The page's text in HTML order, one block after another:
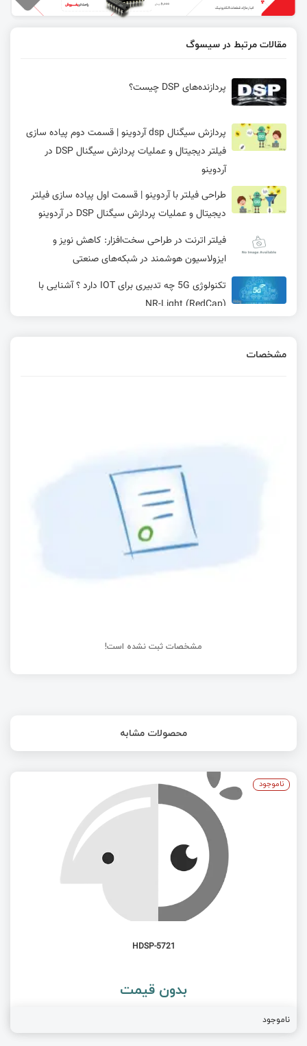
مقالات مرتبط در سیسوگ
پردازنده‌های DSP چیست؟
پردازش سیگنال dsp آردوینو | قسمت دوم پیاده سازی
فیلتر دیجیتال و عملیات پردازش سیگنال DSP در
آردوینو
طراحی فیلتر با آردوینو | قسمت اول پیاده سازی فیلتر
دیجیتال و عملیات پردازش سیگنال DSP در آردوینو
فیلتر اترنت در طراحی سخت‌افزار: کاهش نویز و
ایزولاسیون هوشمند در شبکه‌های صنعتی
تکنولوژی 5G چه تدبیری برای IOT دارد ؟ آشنایی با
(RedCap) NR-Light
بررسی کامل مودم QUECTEL EC200U
آموزش ایجاد پروژه AVR جدید در نرم افزار Eclips
مشخصات
مشخصات ثبت نشده است!
محصولات مشابه
HDSP-5721
بدون قیمت
ناموجود
ناموجود